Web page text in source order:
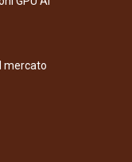
mercato